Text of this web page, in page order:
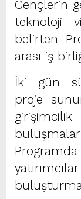
Gençlerin
teknoloji
belirten
arası iş
İki gün
proje